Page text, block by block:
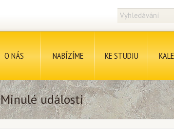
O NÁS NABÍZÍME KE STUDIU
Minulé události